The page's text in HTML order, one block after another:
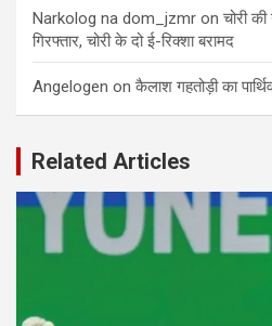
Narkolog na dom_jzmr onचोरी
गिरफ्तार, चोरी के दो ई-रिक्शा बरामद
Angelogen onकैलाश गहतोड़ी का
Related Articles